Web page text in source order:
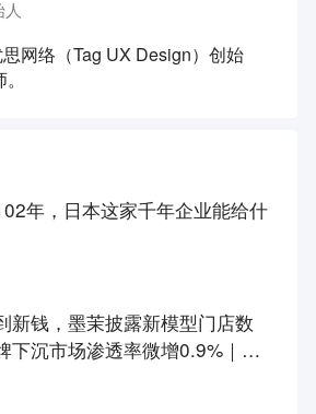
网络（Tag UX Design）创始
年，日本这家千年企业能给什
新钱，墨茉披露新模型门店数
下沉市场渗透率微增0.9%｜创